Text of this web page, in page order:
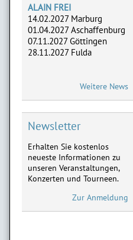
ALAIN FREI
14.02.2027 Marburg
01.04.2027 Aschaffenburg
07.11.2027 Göttingen
28.11.2027 Fulda
05.-07.05. Dreieich,
02.-04.06. Frankfurt,
28.-29.08. Marburg,
18.-19.09. Limburg
ATZE SCHRÖDER
Neu im Vorverkauf:
28.01.2027 Limburg,
11.02.2027 Frankfurt,
03.04.2027 Marburg
Weitere News
Newsletter
Erhalten Sie kostenlos
neueste Informationen zu
unseren Veranstaltungen,
Konzerten und Tourneen.
Zur Anmeldung